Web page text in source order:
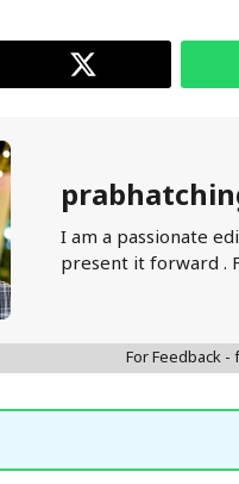
I am a passionate
present it forward .
For Feedback -